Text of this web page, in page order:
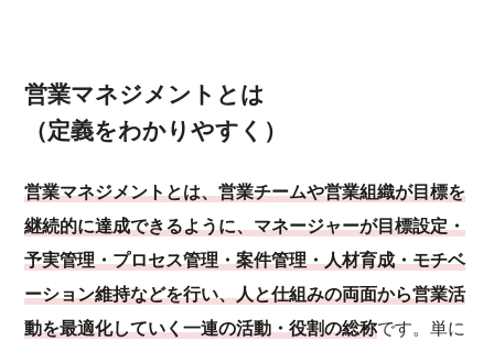
営業マネジメントとは
（定義をわかりやすく）
営業マネジメントとは、営業チームや営業組織が目標を
継続的に達成できるように、マネージャーが目標設定・
予実管理・プロセス管理・案件管理・人材育成・モチベ
ーション維持などを行い、人と仕組みの両面から営業活
動を最適化していく一連の活動・役割の総称です。単に